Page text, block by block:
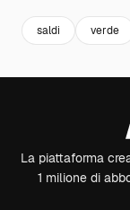
saldi verde
La piattaforma
1 milione di